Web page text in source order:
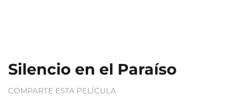
Silencio en el Paraíso
COMPARTE ESTA PELÍCULA